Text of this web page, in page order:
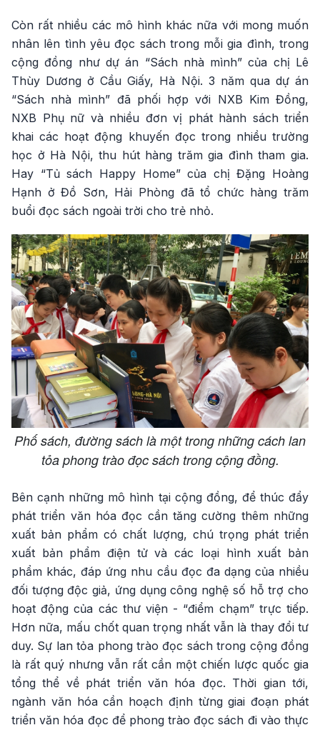
Còn rất nhiều các mô hình khác nữa với mong muốn
nhân lên tình yêu đọc sách trong mỗi gia đình, trong
cộng đồng như dự án “Sách nhà mình” của chị Lê
Thùy Dương ở Cầu Giấy, Hà Nội. 3 năm qua dự án
“Sách nhà mình” đã phối hợp với NXB Kim Đồng,
NXB Phụ nữ và nhiều đơn vị phát hành sách triển
khai các hoạt động khuyến đọc trong nhiều trường
học ở Hà Nội, thu hút hàng trăm gia đình tham gia.
Hay “Tủ sách Happy Home” của chị Đặng Hoàng
Hạnh ở Đồ Sơn, Hải Phòng đã tổ chức hàng trăm
buổi đọc sách ngoài trời cho trẻ nhỏ.
Phố sách, đường sách là một trong những cách lan
tỏa phong trào đọc sách trong cộng đồng.
Bên cạnh những mô hình tại cộng đồng, để thúc đẩy
phát triển văn hóa đọc cần tăng cường thêm những
xuất bản phẩm có chất lượng, chú trọng phát triển
xuất bản phẩm điện tử và các loại hình xuất bản
phẩm khác, đáp ứng nhu cầu đọc đa dạng của nhiều
đối tượng độc giả, ứng dụng công nghệ số hỗ trợ cho
hoạt động của các thư viện - “điểm chạm” trực tiếp.
Hơn nữa, mấu chốt quan trọng nhất vẫn là thay đổi tư
duy. Sự lan tỏa phong trào đọc sách trong cộng đồng
là rất quý nhưng vẫn rất cần một chiến lược quốc gia
tổng thể về phát triển văn hóa đọc. Thời gian tới,
ngành văn hóa cần hoạch định từng giai đoạn phát
triển văn hóa đọc để phong trào đọc sách đi vào thực